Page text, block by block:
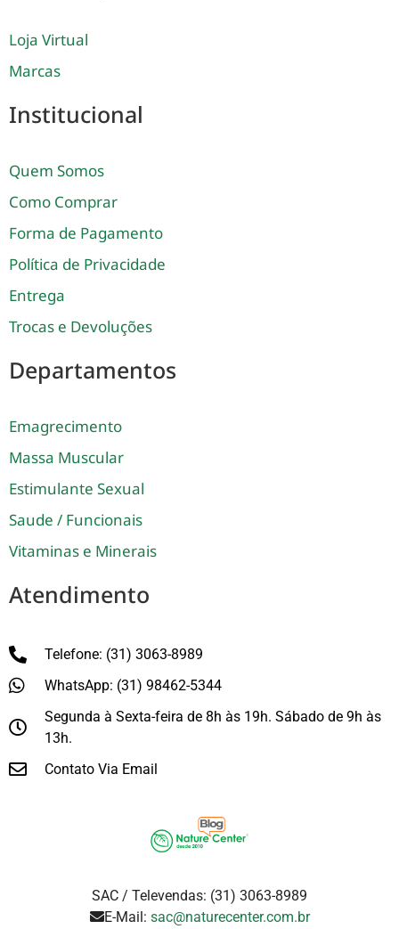
Loja Virtual
Marcas
Institucional
Quem Somos
Como Comprar
Forma de Pagamento
Política de Privacidade
Entrega
Trocas e Devoluções
Departamentos
Emagrecimento
Massa Muscular
Estimulante Sexual
Saude / Funcionais
Vitaminas e Minerais
Atendimento
Telefone: (31) 3063-8989
WhatsApp: (31) 98462-5344
Segunda à Sexta-feira de 8h às 19h. Sábado de 9h às
13h.
Contato Via Email
SAC / Televendas: (31) 3063-8989
E-Mail: sac@naturecenter.com.br